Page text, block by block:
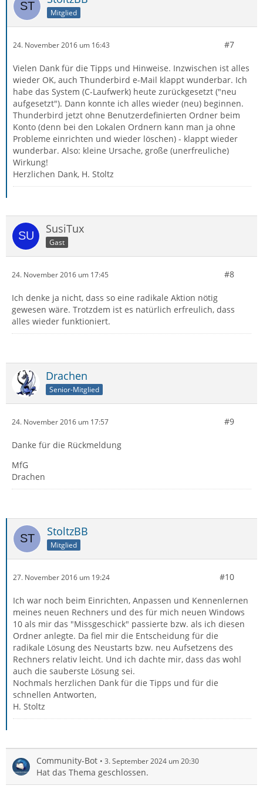
Mitglied
24. November 2016 um 16:43 #7
Vielen Dank für die Tipps und Hinweise. Inzwischen ist alles
wieder OK, auch Thunderbird e-Mail klappt wunderbar. Ich
habe das System (C-Laufwerk) heute zurückgesetzt ("neu
aufgesetzt"). Dann konnte ich alles wieder (neu) beginnen.
Thunderbird jetzt ohne Benutzerdefinierten Ordner beim
Konto (denn bei den Lokalen Ordnern kann man ja ohne
Probleme einrichten und wieder löschen) - klappt wieder
wunderbar. Also: kleine Ursache, große (unerfreuliche)
Wirkung!
Herzlichen Dank, H. Stoltz
SusiTux
Gast
24. November 2016 um 17:45 #8
Ich denke ja nicht, dass so eine radikale Aktion nötig
gewesen wäre. Trotzdem ist es natürlich erfreulich, dass
alles wieder funktioniert.
Drachen
Senior-Mitglied
24. November 2016 um 17:57 #9
Danke für die Rückmeldung
MfG
Drachen
StoltzBB
Mitglied
27. November 2016 um 19:24 #10
Ich war noch beim Einrichten, Anpassen und Kennenlernen
meines neuen Rechners und des für mich neuen Windows
10 als mir das "Missgeschick" passierte bzw. als ich diesen
Ordner anlegte. Da fiel mir die Entscheidung für die
radikale Lösung des Neustarts bzw. neu Aufsetzens des
Rechners relativ leicht. Und ich dachte mir, dass das wohl
auch die sauberste Lösung sei.
Nochmals herzlichen Dank für die Tipps und für die
schnellen Antworten,
H. Stoltz
Community-Bot 3. September 2024 um 20:30
Hat das Thema geschlossen.